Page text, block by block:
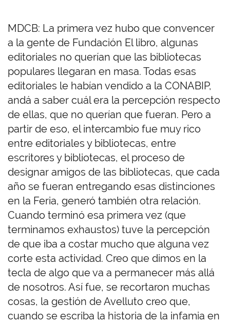
MDCB: La primera vez hubo que convencer
a la gente de Fundación El libro, algunas
editoriales no querían que las bibliotecas
populares llegaran en masa. Todas esas
editoriales le habían vendido a la CONABIP,
andá a saber cuál era la percepción respecto
de ellas, que no querían que fueran. Pero a
partir de eso, el intercambio fue muy rico
entre editoriales y bibliotecas, entre
escritores y bibliotecas, el proceso de
designar amigos de las bibliotecas, que cada
año se fueran entregando esas distinciones
en la Feria, generó también otra relación.
Cuando terminó esa primera vez (que
terminamos exhaustos) tuve la percepción
de que iba a costar mucho que alguna vez
corte esta actividad. Creo que dimos en la
tecla de algo que va a permanecer más allá
de nosotros. Así fue, se recortaron muchas
cosas, la gestión de Avelluto creo que,
cuando se escriba la historia de la infamia en